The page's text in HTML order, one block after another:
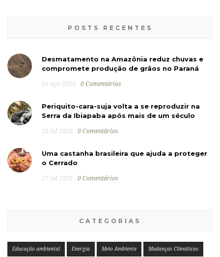
POSTS RECENTES
Desmatamento na Amazônia reduz chuvas e
compromete produção de grãos no Paraná
05 ago 2026 0 Comentários
Periquito-cara-suja volta a se reproduzir na
Serra da Ibiapaba após mais de um século
31 jul 2026 0 Comentários
Uma castanha brasileira que ajuda a proteger
o Cerrado
27 jul 2026 0 Comentários
CATEGORIAS
Educação ambiental Energia Meio Ambiente Mudanças Climáticas